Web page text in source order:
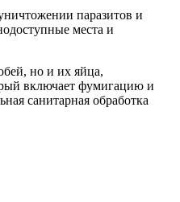
паразитов и
места и
но и их яйца,
включает фумигацию и
санитарная обработка